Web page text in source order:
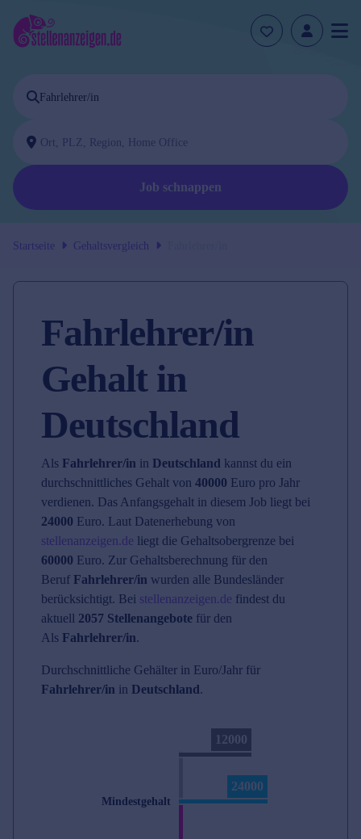
Job schnappen
Startseite Gehaltsvergleich
Fahrlehrer/in
Gehalt in
Deutschland
Als Fahrlehrer/in in Deutschland kannst du ein
durchschnittliches Gehalt von 40000 Euro pro Jahr
verdienen. Das Anfangsgehalt in diesem Job liegt bei
24000 Euro. Laut Datenerhebung von
stellenanzeigen.de liegt die Gehaltsobergrenze bei
60000 Euro. Zur Gehaltsberechnung für den
Beruf Fahrlehrer/in wurden alle Bundesländer
berücksichtigt. Bei stellenanzeigen.de findest du
aktuell 2057 Stellenangebote für den
Als Fahrlehrer/in.
Durchschnittliche Gehälter in Euro/Jahr für
Fahrlehrer/in in Deutschland.
12000
24000
Mindestgehalt